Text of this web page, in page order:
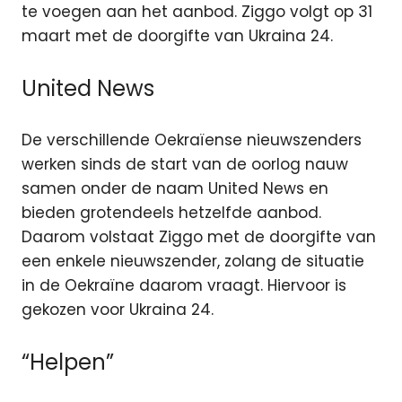
te voegen aan het aanbod. Ziggo volgt op 31
maart met de doorgifte van Ukraina 24.
United News
De verschillende Oekraïense nieuwszenders
werken sinds de start van de oorlog nauw
samen onder de naam United News en
bieden grotendeels hetzelfde aanbod.
Daarom volstaat Ziggo met de doorgifte van
een enkele nieuwszender, zolang de situatie
in de Oekraïne daarom vraagt. Hiervoor is
gekozen voor Ukraina 24.
“Helpen”